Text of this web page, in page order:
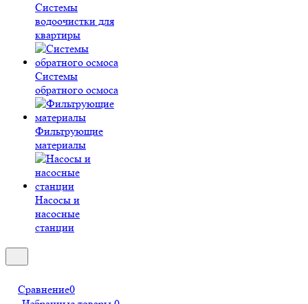
Системы
водоочистки для
квартиры
Системы
обратного осмоса
Фильтрующие
материалы
Насосы и
насосные
станции
Сравнение0